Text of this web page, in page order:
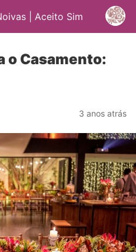
| Aceito Sim
o Casamento:
3 anos atrás